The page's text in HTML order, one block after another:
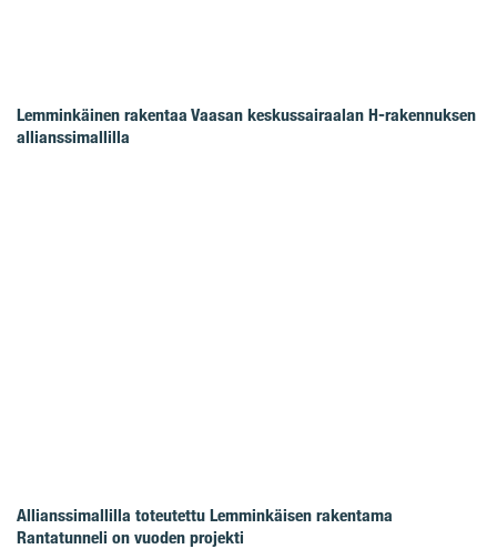
Lemminkäinen rakentaa Vaasan keskussairaalan H-rakennuksen
allianssimallilla
Allianssimallilla toteutettu Lemminkäisen rakentama
Rantatunneli on vuoden projekti